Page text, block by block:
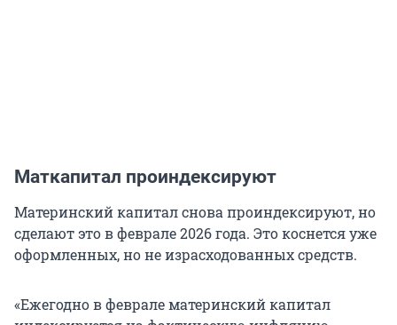
Маткапитал проиндексируют
Материнский капитал снова проиндексируют, но
сделают это в феврале 2026 года. Это коснется уже
оформленных, но не израсходованных средств.
«Ежегодно в феврале материнский капитал